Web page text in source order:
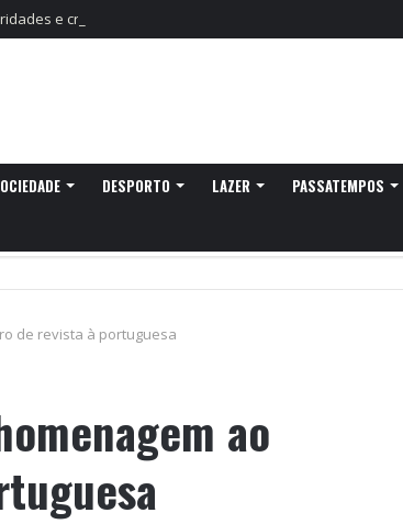
e criação artística marcam a nova temporada do CTAL
DESPORTO LAZER PASSATEMPOS
de revista à portuguesa
ao